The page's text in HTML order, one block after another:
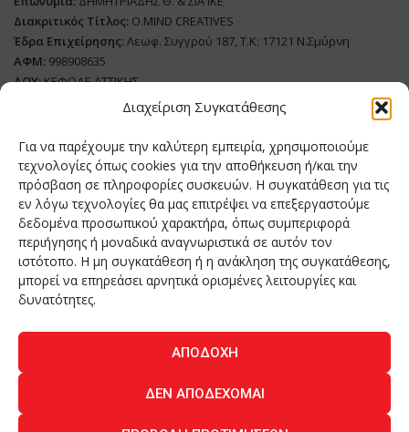
Διαχείριση Συγκατάθεσης
Για να παρέχουμε την καλύτερη εμπειρία, χρησιμοποιούμε
τεχνολογίες όπως cookies για την αποθήκευση ή/και την
πρόσβαση σε πληροφορίες συσκευών. Η συγκατάθεση για τις
εν λόγω τεχνολογίες θα μας επιτρέψει να επεξεργαστούμε
δεδομένα προσωπικού χαρακτήρα, όπως συμπεριφορά
περιήγησης ή μοναδικά αναγνωριστικά σε αυτόν τον
ιστότοπο. Η μη συγκατάθεση ή η ανάκληση της συγκατάθεσης,
μπορεί να επηρεάσει αρνητικά ορισμένες λειτουργίες και
δυνατότητες.
ΑΠΟΔΟΧΉ
ΔΕΝ ΑΠΟΔΈΧΟΜΑΙ
Διακριτικός Τίτλος: O.MIND CREATIVES
Έδρα Επιχείρησης:Λεωφ. Συγγρού 187, Τ.Κ: 17121 Ν.Σμύρνη
ΑΦΜ: 998908635
ΔΟΥ:ΚΕΦΟΔΕ ΑΤΤΙΚΗΣ
Όνομα Ιδιοκτήτη και Νόμιμο Πρόσωπο: Θεόδωρος Δημητριάδης
Διευθυντής Σύνταξης:Ευθυμιάτου Μαίρη
Domain:grillmagazine.gr
Δικαιούχος Domain:Θεόδωρος Δημητριάδης
Διευθυντής:Θεόδωρος Δημητριάδης
Διαχειριστής:Θεόδωρος Δημητριάδης
Δήλωση Συμμόρφωσης
Αριθμός Πιστοποίησης Μ.Η.Τ.:
ΑΝΘΡΩΠΟΙ
ΠΕΡΙΟΔΙΚΟ ΕΠΙΚΟΙΝΩΝΙΑ